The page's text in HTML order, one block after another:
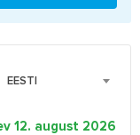
EESTI
12. august 2026